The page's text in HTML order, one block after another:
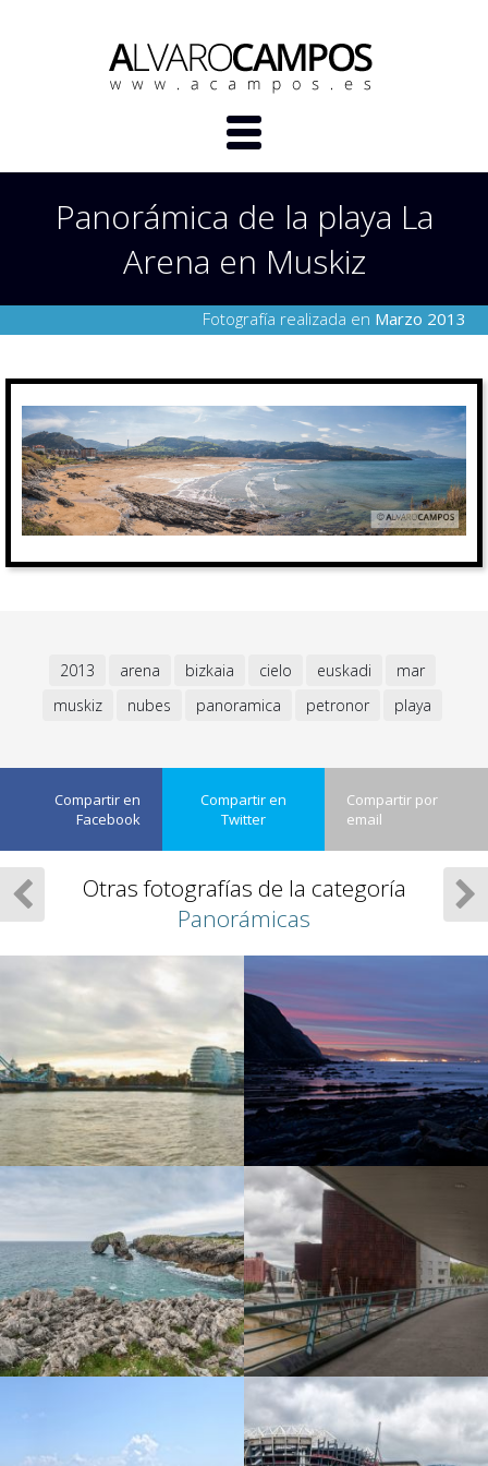
Panorámica de la playa La
Arena en Muskiz
Fotografía realizada en Marzo 2013
2013 arena bizkaia cielo euskadi
mar
muskiz
nubes panoramica petronor playa
Compartir en
Facebook
Compartir en
Twitter
Compartir por
email
Otras fotografías de la categoría
Panorámicas